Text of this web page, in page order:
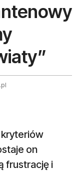
kryteriów
on
frustrację i